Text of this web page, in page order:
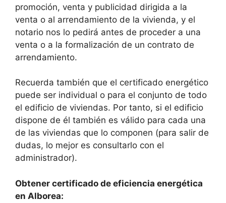
promoción, venta y publicidad dirigida a la
venta o al arrendamiento de la vivienda, y el
notario nos lo pedirá antes de proceder a una
venta o a la formalización de un contrato de
arrendamiento.
Recuerda también que el certificado energético
puede ser individual o para el conjunto de todo
el edificio de viviendas. Por tanto, si el edificio
dispone de él también es válido para cada una
de las viviendas que lo componen (para salir de
dudas, lo mejor es consultarlo con el
administrador).
Obtener certificado de eficiencia energética
en Alborea: